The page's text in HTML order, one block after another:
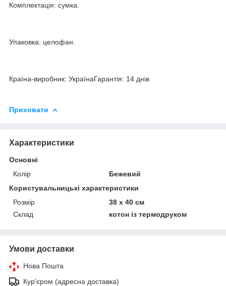
Комплектація: сумка.
Упаковка: целофан.
Країна-виробник: УкраїнаГарантія: 14 днів
Приховати
Характеристики
Основні
Колір
Бежевий
Користувальницькі характеристики
Розмір
38 х 40 см
Склад
котон із термодруком
Умови доставки
Нова Пошта
Кур'єром (адресна доставка)